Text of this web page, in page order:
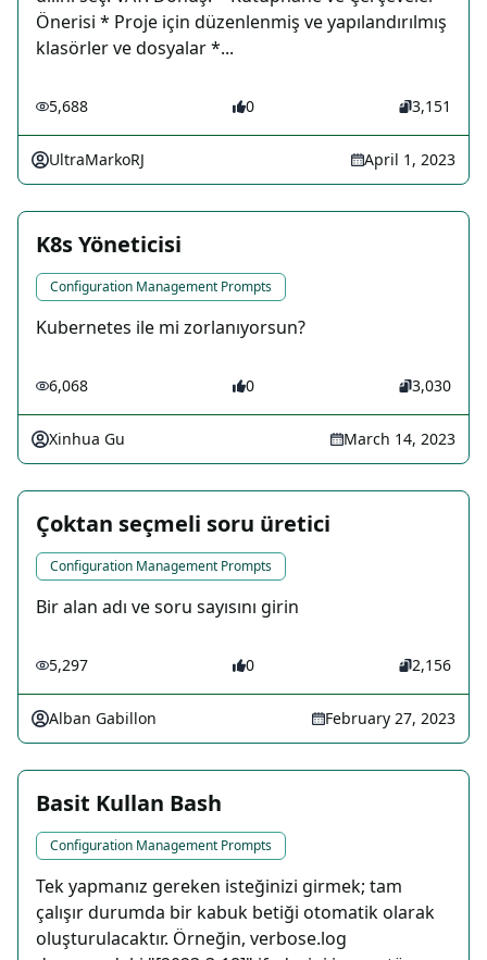
Önerisi * Proje için düzenlenmiş ve yapılandırılmış
klasörler ve dosyalar *...
5,688 0 3,151
UltraMarkoRJ April 1, 2023
K8s Yöneticisi
Configuration Management Prompts
Kubernetes ile mi zorlanıyorsun?
6,068 0 3,030
Xinhua Gu March 14, 2023
Çoktan seçmeli soru üretici
Configuration Management Prompts
Bir alan adı ve soru sayısını girin
5,297 0 2,156
Alban Gabillon February 27, 2023
Basit Kullan Bash
Configuration Management Prompts
Tek yapmanız gereken isteğinizi girmek; tam
çalışır durumda bir kabuk betiği otomatik olarak
oluşturulacaktır. Örneğin, verbose.log